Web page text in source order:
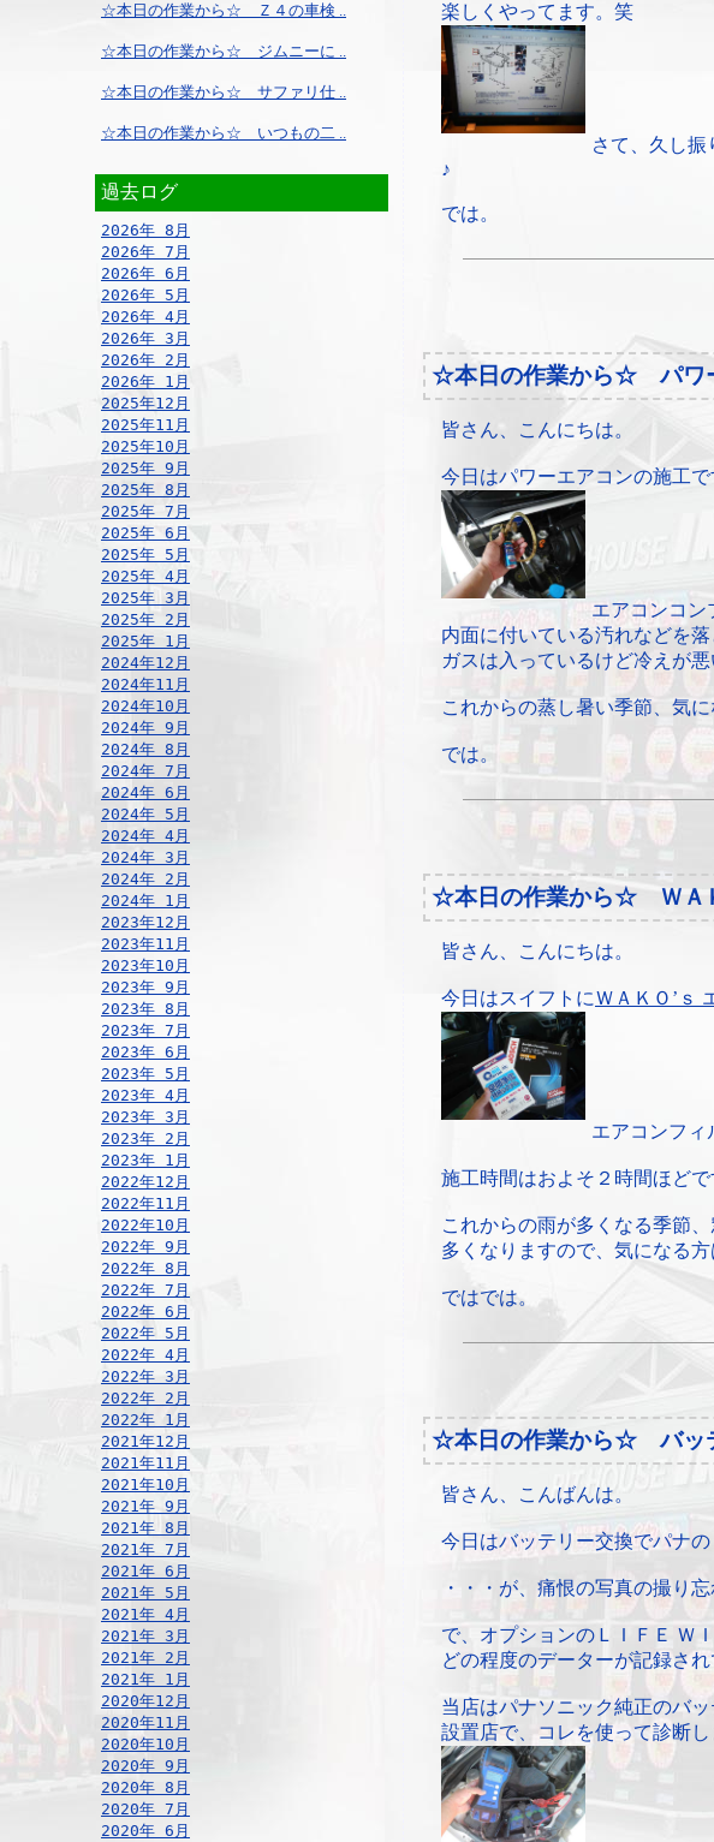
☆本日の作業から☆ Ｚ４の車検 ..
☆本日の作業から☆ ジムニーに ..
☆本日の作業から☆ サファリ仕 ..
☆本日の作業から☆ いつもの二 ..
過去ログ
2026年 8月
2026年 7月
2026年 6月
2026年 5月
2026年 4月
2026年 3月
2026年 2月
2026年 1月
2025年12月
2025年11月
2025年10月
2025年 9月
2025年 8月
2025年 7月
2025年 6月
2025年 5月
2025年 4月
2025年 3月
2025年 2月
2025年 1月
2024年12月
2024年11月
2024年10月
2024年 9月
2024年 8月
2024年 7月
2024年 6月
2024年 5月
2024年 4月
2024年 3月
2024年 2月
2024年 1月
2023年12月
2023年11月
2023年10月
2023年 9月
2023年 8月
2023年 7月
2023年 6月
2023年 5月
2023年 4月
2023年 3月
2023年 2月
2023年 1月
2022年12月
2022年11月
2022年10月
2022年 9月
2022年 8月
2022年 7月
2022年 6月
2022年 5月
2022年 4月
2022年 3月
2022年 2月
2022年 1月
2021年12月
2021年11月
2021年10月
2021年 9月
2021年 8月
2021年 7月
2021年 6月
2021年 5月
2021年 4月
2021年 3月
2021年 2月
2021年 1月
2020年12月
2020年11月
2020年10月
2020年 9月
2020年 8月
2020年 7月
2020年 6月
楽しくやってます。笑
さて、久し
♪
では。
☆本日の作業から☆ パワ
皆さん、こんにちは。
今日はパワーエアコンの施工で
エアコンコン
内面に付いている汚れなどを
ガスは入っているけど冷えが
これからの蒸し暑い季節、気に
では。
☆本日の作業から☆ ＷＡ
皆さん、こんにちは。
今日はスイフトにＷＡＫＯ’ｓ
エアコンフィ
施工時間はおよそ２時間ほどで
これからの雨が多くなる季節
多くなりますので、気になる方
ではでは。
☆本日の作業から☆ バッ
皆さん、こんばんは。
今日はバッテリー交換でパナ
・・・が、痛恨の写真の撮り
で、オプションのＬＩＦＥ Ｗ
どの程度のデーターが記録さ
当店はパナソニック純正のバ
設置店で、コレを使って診断し